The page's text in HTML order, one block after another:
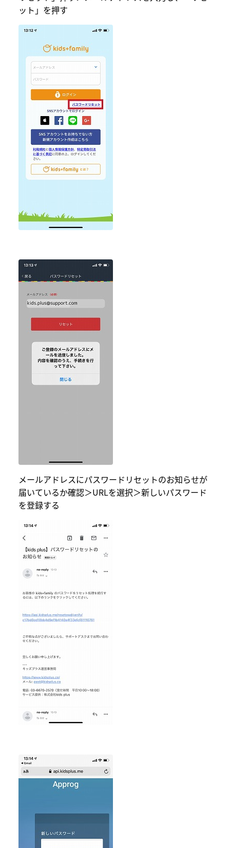
ット」を押す
メールアドレスにパスワードリセットのお知らせが
届いているか確認＞URLを選択＞新しいパスワード
を登録する